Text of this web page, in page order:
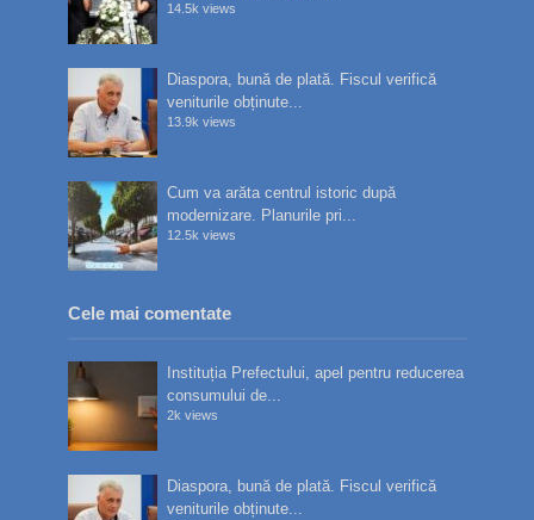
14.5k views
Diaspora, bună de plată. Fiscul verifică
veniturile obținute...
13.9k views
Cum va arăta centrul istoric după
modernizare. Planurile pri...
12.5k views
Cele mai comentate
Instituția Prefectului, apel pentru reducerea
consumului de...
2k views
Diaspora, bună de plată. Fiscul verifică
veniturile obținute...